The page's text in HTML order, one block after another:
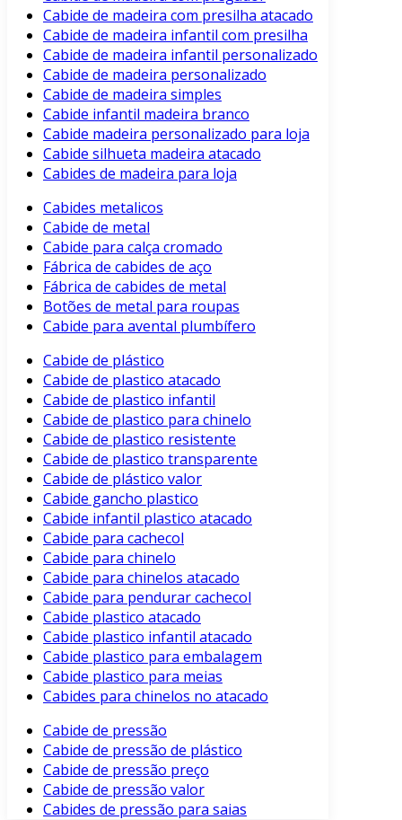
Cabide de madeira com presilha atacado
Cabide de madeira infantil com presilha
Cabide de madeira infantil personalizado
Cabide de madeira personalizado
Cabide de madeira simples
Cabide infantil madeira branco
Cabide madeira personalizado para loja
Cabide silhueta madeira atacado
Cabides de madeira para loja
Cabides metalicos
Cabide de metal
Cabide para calça cromado
Fábrica de cabides de aço
Fábrica de cabides de metal
Botões de metal para roupas
Cabide para avental plumbífero
Cabide de plástico
Cabide de plastico atacado
Cabide de plastico infantil
Cabide de plastico para chinelo
Cabide de plastico resistente
Cabide de plastico transparente
Cabide de plástico valor
Cabide gancho plastico
Cabide infantil plastico atacado
Cabide para cachecol
Cabide para chinelo
Cabide para chinelos atacado
Cabide para pendurar cachecol
Cabide plastico atacado
Cabide plastico infantil atacado
Cabide plastico para embalagem
Cabide plastico para meias
Cabides para chinelos no atacado
Cabide de pressão
Cabide de pressão de plástico
Cabide de pressão preço
Cabide de pressão valor
Cabides de pressão para saias